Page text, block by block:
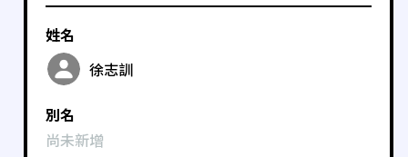
姓名
徐志訓
別名
尚未新增